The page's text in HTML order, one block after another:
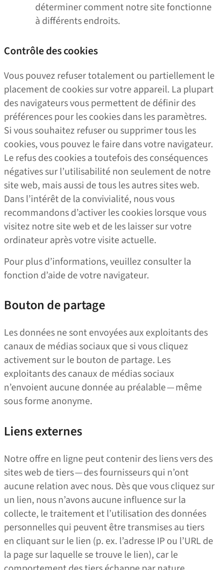
déterminer comment notre site fonctionne
à différents endroits.
Contrôle des cookies
Vous pouvez refuser totalement ou partiellement le
placement de cookies sur votre appareil. La plupart
des navigateurs vous permettent de définir des
préférences pour les cookies dans les paramètres.
Si vous souhaitez refuser ou supprimer tous les
cookies, vous pouvez le faire dans votre navigateur.
Le refus des cookies a toutefois des conséquences
négatives sur l’utilisabilité non seulement de notre
site web, mais aussi de tous les autres sites web.
Dans l’intérêt de la convivialité, nous vous
recommandons d’activer les cookies lorsque vous
visitez notre site web et de les laisser sur votre
ordinateur après votre visite actuelle.
Pour plus d’informations, veuillez consulter la
fonction d’aide de votre navigateur.
Bouton de partage
Les données ne sont envoyées aux exploitants des
canaux de médias sociaux que si vous cliquez
activement sur le bouton de partage. Les
exploitants des canaux de médias sociaux
n’envoient aucune donnée au préalable — même
sous forme anonyme.
Liens externes
Notre offre en ligne peut contenir des liens vers des
sites web de tiers — des fournisseurs qui n’ont
aucune relation avec nous. Dès que vous cliquez sur
un lien, nous n’avons aucune influence sur la
collecte, le traitement et l’utilisation des données
personnelles qui peuvent être transmises au tiers
en cliquant sur le lien (p. ex. l’adresse IP ou l’URL de
la page sur laquelle se trouve le lien), car le